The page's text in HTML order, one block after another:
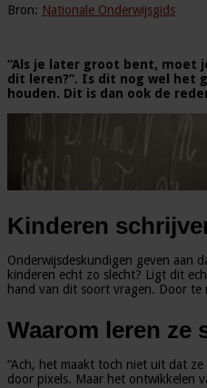
Bron: Nationale Onderwijsgids
“Als je later groot bent, moet
dit leren?”. Is dit nog wel het
houden. Dit is dan ook de
Kinderen
Onderwijsdeskundigen geven aan
kinderen echt zo slecht? Ligt dit
hand van dit soort vragen. Door te
Waarom leren ze
“Ach, het maakt toch niet uit dat
door pixels. Maar het ontwikkelen